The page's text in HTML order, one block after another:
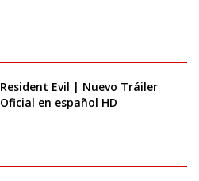
Resident Evil | Nuevo Tráiler
Oficial en español HD